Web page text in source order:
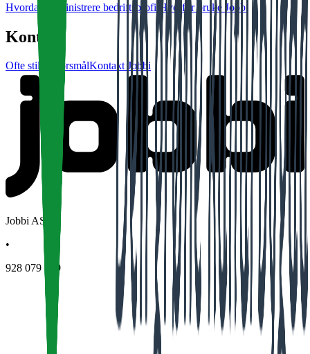
Hvordan administrere bedriftsprofil Hvorfor bruke Jobbi
Kontakt
Ofte stilte spørsmålKontakt Jobbi
Jobbi AS
•
928 079 139